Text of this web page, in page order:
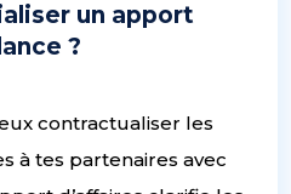
un apport
?
contractualiser les
à tes partenaires avec